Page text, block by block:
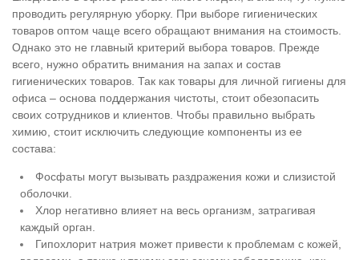
проводить регулярную уборку. При выборе гигиенических
товаров оптом чаще всего обращают внимания на стоимость.
Однако это не главный критерий выбора товаров. Прежде
всего, нужно обратить внимания на запах и состав
гигиенических товаров. Так как товары для личной гигиены для
офиса – основа поддержания чистоты, стоит обезопасить
своих сотрудников и клиентов. Чтобы правильно выбрать
химию, стоит исключить следующие компоненты из ее
состава:
Фосфаты могут вызывать раздражения кожи и слизистой
оболочки.
Хлор негативно влияет на весь организм, затрагивая
каждый орган.
Гипохлорит натрия может привести к проблемам с кожей,